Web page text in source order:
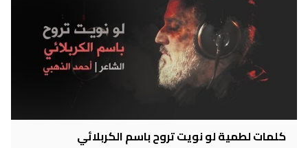
كلمات لطمية لو نويت تروح باسم الكربلائي